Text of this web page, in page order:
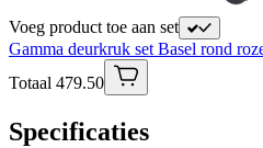
Voeg product toe aan set
Gamma deurkruk set Basel rond
Totaal 479.50
Specificaties